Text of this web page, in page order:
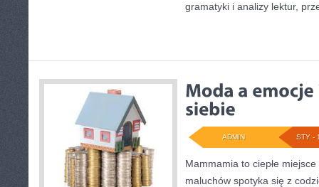
gramatyki i analizy lektur,
STY -
ADMIN
Mammamia to ciepłe
maluchów spotyka się z